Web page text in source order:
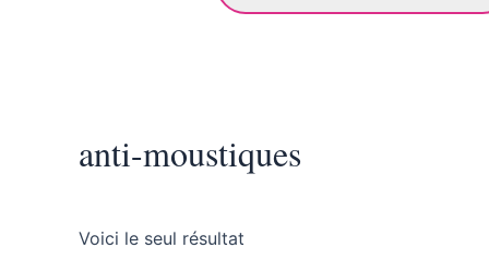
anti-moustiques
Voici le seul résultat